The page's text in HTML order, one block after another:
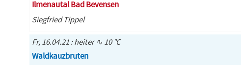
Ilmenautal Bad Bevensen
Siegfried Tippel
Fr, 16.04.21 : heiter ∿ 10 °C
Waldkauzbruten